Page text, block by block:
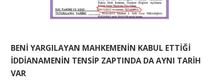
BENİ YARGILAYAN MAHKEMENİN KABUL ETTİĞİ
İDDİANAMENİN TENSİP ZAPTINDA DA AYNI TARİH
VAR